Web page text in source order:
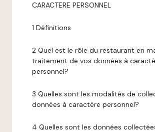
CARACTERE PERSONNEL
1 Définitions
2 Quel est le rôle du restaurant en
traitement de vos données à
personnel?
3 Quelles sont les modalités de
données à caractère personnel?
4 Quelles sont les données